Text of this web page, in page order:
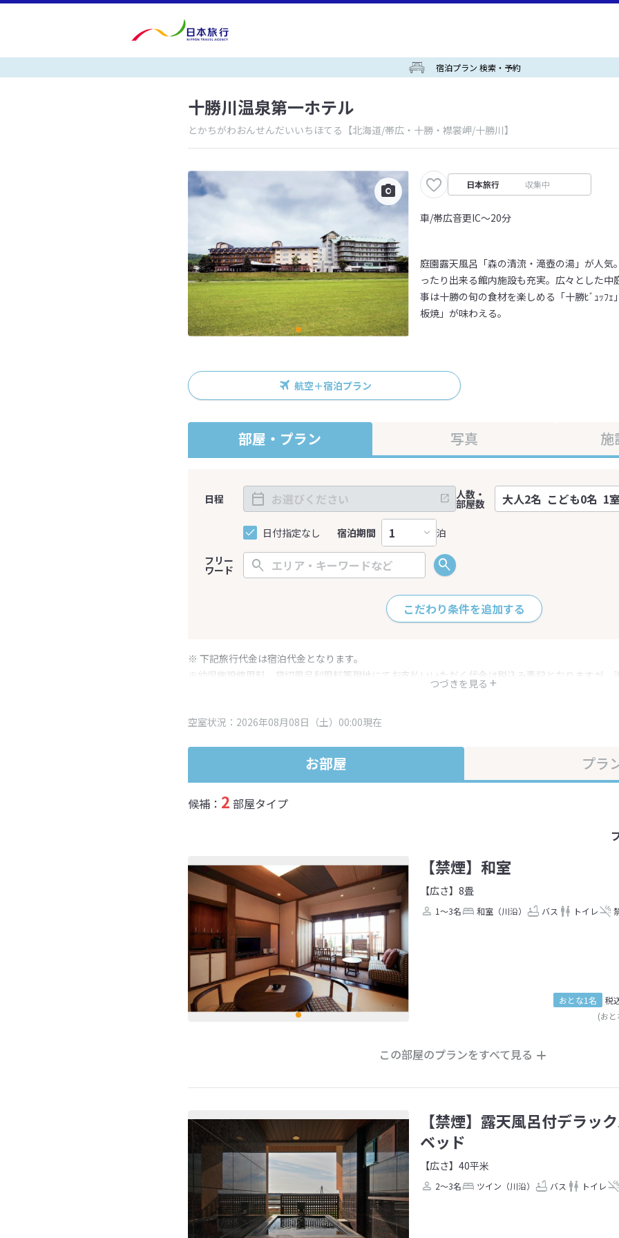
宿泊プラン 検索・予約
十勝川温泉第一ホテル
とかちがわおんせんだいいちほてる 【北海道/帯広・十勝・襟裳岬/十勝川】
日本旅行 収集中
車/帯広音更IC～20分
庭園露天風呂「森の清流・滝壺の湯」が人気
ったり出来る館内施設も充実。広々とした中
事は十勝の旬の食材を楽しめる「十勝ﾋﾞｭｯﾌｪ
板焼」が味わえる。
航空＋宿泊プラン
部屋・プラン 写真 施
日程
日付指定なし 宿泊期間 泊
人数・
部屋数
フリー
ワード
こだわり条件を追加する
つづきを見る
※ 下記旅行代金は宿泊代金となります。
※幼児施設使用料、貸切風呂利用料等現地にてお支払いいただく代金は税込み表記となりますが、
空室状況：2026年08月08日（土）00:00現在
お部屋 プラ
候補： 2 部屋タイプ
【禁煙】和室
【広さ】8畳
1～3名 和室（川沿） バス トイレ
おとな1名
税
(お
この部屋のプランをすべて見る
【禁煙】露天風呂付デラッ
ベッド
【広さ】40平米
2～3名 ツイン（川沿） バス トイレ